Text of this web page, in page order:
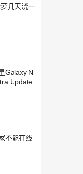
记录
20 Ultra
兰博基
微信聊
几天浇一
Galaxy N
Update
不能在线